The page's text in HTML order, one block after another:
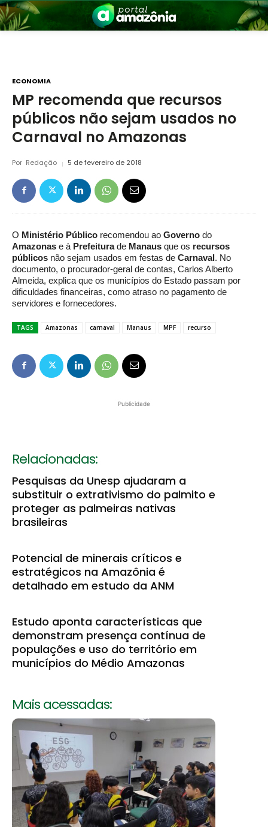
Amazônia
ECONOMIA
MP recomenda que recursos
públicos não sejam usados no
Carnaval no Amazonas
Por Redação 5 de fevereiro de 2018
O Ministério Público recomendou ao Governo do
Amazonas e à Prefeiturade Manaus que os recursos
públicos não sejam usados em festas de Carnaval. No
documento, o procurador-geral de contas, Carlos Alberto
Almeida, explica que os municípios do Estado passam por
dificuldades financeiras, como atraso no pagamento de
servidores e fornecedores.
TAGS Amazonas carnaval Manaus MPF recurso
Publicidade
Relacionadas:
Pesquisas da Unesp ajudaram a
substituir o extrativismo do palmito e
proteger as palmeiras nativas
brasileiras
Potencial de minerais críticos e
estratégicos na Amazônia é
detalhado em estudo da ANM
Estudo aponta características que
demonstram presença contínua de
populações e uso do território em
municípios do Médio Amazonas
Mais acessadas: